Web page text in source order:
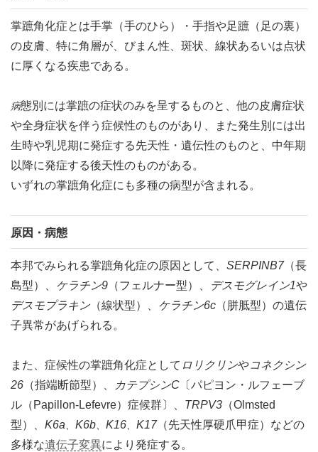
掌蹠角化症とは手掌（手のひら）・手指や足蹠（足の裏）
の皮膚、特に角層が、びまん性、斑状、線状あるいは点状
に厚くなる疾患である。
病態別には掌蹠の症状のみを呈するものと、他の皮膚症状
や全身症状を伴う症候性のものがあり、また発生別には出
生時や乳児期に発症する先天性・遺伝性のものと、中年期
以降に発症する後天性のものがある。
いずれの掌蹠角化症にも多種の病型が含まれる。
原因・病態
本邦でみられる掌蹠角化症の原因として、 SERPINB7（長
島型）、 ケラチン9 （フェルナー型）、 デスモグレイン1や
デスモプラキン（線状型）、 ケラチン6c （胼胝型）の遺伝
子異常があげられる。
また、症候性の掌蹠角化症として ロリクリンやコネクシン
26 （指端断節型）、 カテプシンC 〔パピヨン・ルフェーブ
ル（Papillon-Lefevre）症候群〕、 TRPV3 （Olmsted
型）、 K6a K6b K16 K17（先天性厚硬爪甲症）などの
多様な遺伝子変異により発症する。